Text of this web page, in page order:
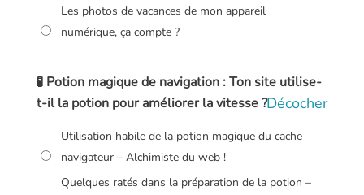
Les photos de vacances de mon appareil
numérique, ça compte ?
🧪 Potion magique de navigation : Ton site utilise-
t-il la potion pour améliorer la vitesse ?Décocher
Utilisation habile de la potion magique du cache
navigateur – Alchimiste du web !
Quelques ratés dans la préparation de la potion –